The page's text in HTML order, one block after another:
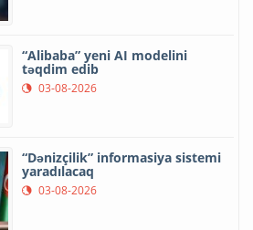
“Alibaba” yeni AI modelini
təqdim edib
03-08-2026
“Dənizçilik” informasiya sistemi
yaradılacaq
03-08-2026